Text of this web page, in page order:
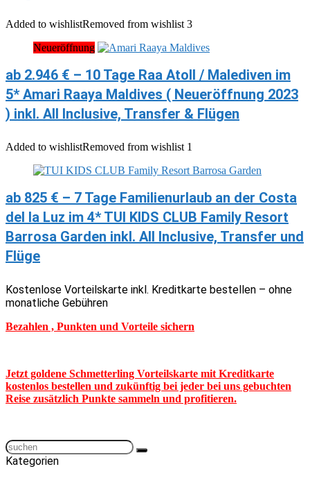
Added to wishlistRemoved from wishlist 3
Neueröffnung
ab 2.946 € – 10 Tage Raa Atoll / Malediven im
5* Amari Raaya Maldives ( Neueröffnung 2023
) inkl. All Inclusive, Transfer & Flügen
Added to wishlistRemoved from wishlist 1
ab 825 € – 7 Tage Familienurlaub an der Costa
del la Luz im 4* TUI KIDS CLUB Family Resort
Barrosa Garden inkl. All Inclusive, Transfer und
Flüge
Kostenlose Vorteilskarte inkl. Kreditkarte bestellen – ohne
monatliche Gebühren
Bezahlen , Punkten und Vorteile sichern
Jetzt goldene Schmetterling Vorteilskarte mit Kreditkarte
kostenlos bestellen und zukünftig bei jeder bei uns gebuchten
Reise zusätzlich Punkte sammeln und profitieren.
Kategorien